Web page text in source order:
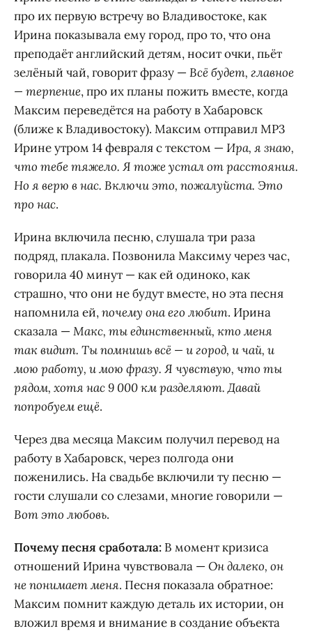
про их первую встречу во Владивостоке, как
Ирина показывала ему город, про то, что она
преподаёт английский детям, носит очки, пьёт
зелёный чай, говорит фразу —Всё будет, главное
— терпение, про их планы пожить вместе, когда
Максим переведётся на работу в Хабаровск
(ближе к Владивостоку). Максим отправил MP3
Ирине утром 14 февраля с текстом —Ира, я знаю,
что тебе тяжело. Я тоже устал от расстояния.
Но я верю в нас. Включи это, пожалуйста. Это
про нас.
Ирина включила песню, слушала три раза
подряд, плакала. Позвонила Максиму через час,
говорила 40 минут — как ей одиноко, как
страшно, что они не будут вместе, но эта песня
напомнила ей,почему она его любит. Ирина
сказала —Макс, ты единственный, кто меня
так видит. Ты помнишь всё — и город, и чай, и
мою работу, и мою фразу. Я чувствую, что ты
рядом, хотя нас 9 000 км разделяют. Давай
попробуем ещё.
Через два месяца Максим получил перевод на
работу в Хабаровск, через полгода они
поженились. На свадьбе включили ту песню —
гости слушали со слезами, многие говорили —
Вот это любовь.
Почему песня сработала: В момент кризиса
отношений Ирина чувствовала —Он далеко, он
не понимает меня. Песня показала обратное:
Максим помнит каждую деталь их истории, он
вложил время и внимание в создание объекта